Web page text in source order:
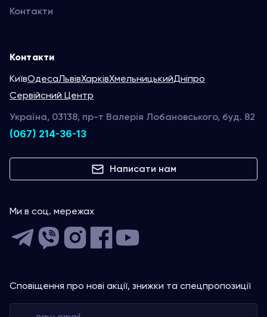
Контакти
Контакти
КиївОдесаЛьвівХарківХмельницькийДніпро
Сервійсний Центр
Україна, 03138, пр-т Валерія Лобановського, буд. 82
(067) 214-36-13
Написати нам
Ми в соц. мережах
Сповіщення про нові акції, знижки та спецпропозиції